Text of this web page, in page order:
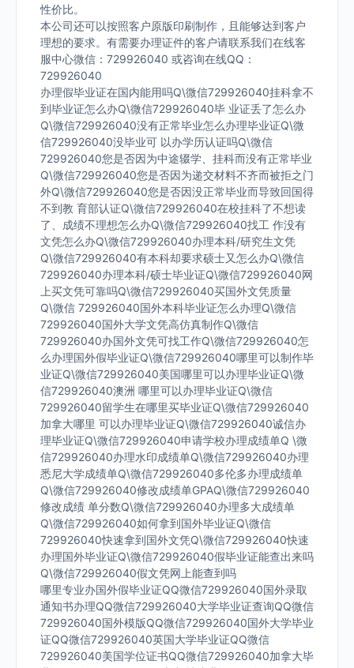
性价比。
本公司还可以按照客户原版印刷制作，且能够达到客户
理想的要求。有需要办理证件的客户请联系我们在线客
服中心微信：729926040 或咨询在线QQ：
729926040
办理假毕业证在国内能用吗Q\微信729926040挂科拿不
到毕业证怎么办Q\微信729926040毕 业证丢了怎么办
Q\微信729926040没有正常毕业怎么办理毕业证Q\微
信729926040没毕业可 以办学历认证吗Q\微信
729926040您是否因为中途辍学、挂科而没有正常毕业
Q\微信729926040您是否因为递交材料不齐而被拒之门
外Q\微信729926040您是否因没正常毕业而导致回国得
不到教 育部认证Q\微信729926040在校挂科了不想读
了、成绩不理想怎么办Q\微信729926040找工 作没有
文凭怎么办Q\微信729926040办理本科/研究生文凭
Q\微信729926040有本科却要求硕士又怎么办Q\微信
729926040办理本科/硕士毕业证Q\微信729926040网
上买文凭可靠吗Q\微信729926040买国外文凭质量
Q\微信 729926040国外本科毕业证怎么办理Q\微信
729926040国外大学文凭高仿真制作Q\微信
729926040办国外文凭可找工作Q\微信729926040怎
么办理国外假毕业证Q\微信729926040哪里可以制作毕
业证Q\微信729926040美国哪里可以办理毕业证Q\微
信729926040澳洲 哪里可以办理毕业证Q\微信
729926040留学生在哪里买毕业证Q\微信729926040
加拿大哪里 可以办理毕业证Q\微信729926040诚信办
理毕业证Q\微信729926040申请学校办理成绩单Q \微
信729926040办理水印成绩单Q\微信729926040办理
悉尼大学成绩单Q\微信729926040多伦多办理成绩单
Q\微信729926040修改成绩单GPAQ\微信729926040
修改成绩 单分数Q\微信729926040办理多大成绩单
Q\微信729926040如何拿到国外毕业证Q\微信
729926040快速拿到国外文凭Q\微信729926040快速
办理国外毕业证Q\微信729926040假毕业证能查出来吗
Q\微信729926040假文凭网上能查到吗
哪里专业办国外假毕业证QQ微信729926040国外录取
通知书办理QQ微信729926040大学毕业证查询QQ微信
729926040国外模版QQ微信729926040国外大学毕业
证QQ微信729926040英国大学毕业证QQ微信
729926040美国学位证书QQ微信729926040加拿大毕